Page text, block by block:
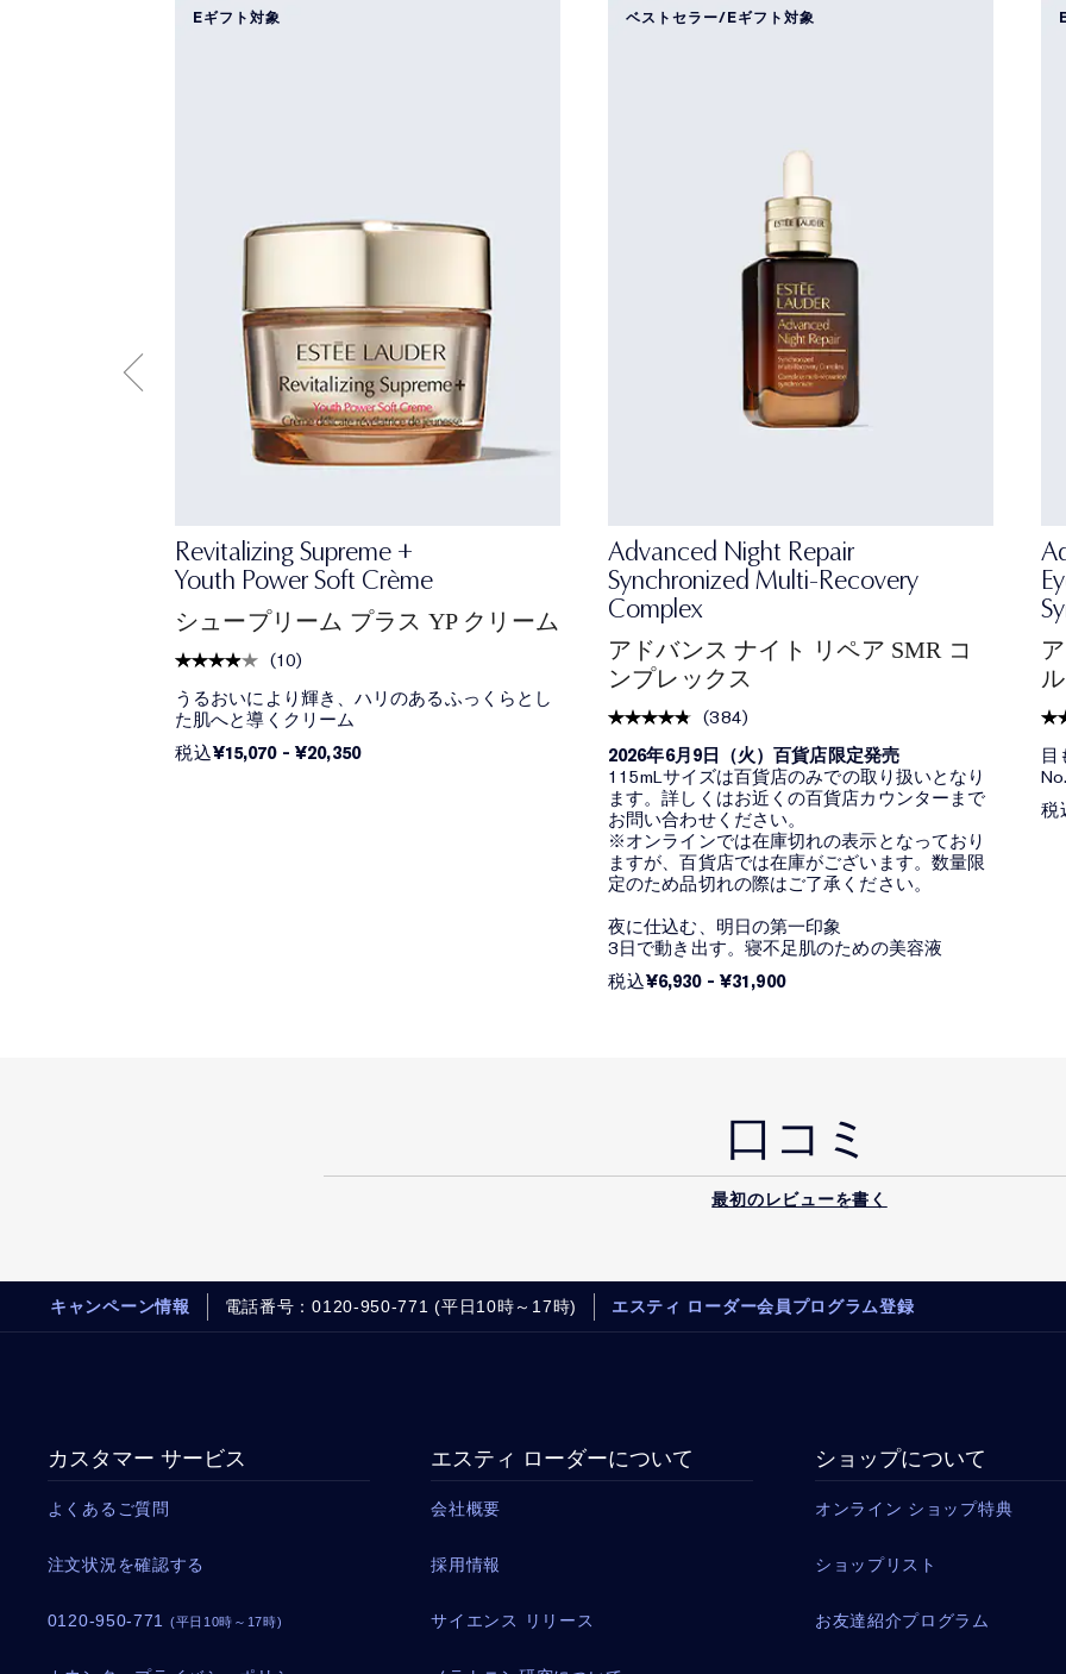
Eギフト対象
Revitalizing Supreme +
Youth Power Soft Crème
シュープリーム プラス YP クリーム
(10)
うるおいにより輝き、ハリのあるふっくらとし
た肌へと導くクリーム
税込¥15,070-¥20,350
ベストセラー/Eギフト対象
Advanced Night Repair
Synchronized Multi-Recovery
Complex
アドバンス ナイト リペア SMR コ
ンプレックス
(384)
2026年6月9日（火）百貨店限定発売
115mLサイズは百貨店のみでの取り扱いとなり
ます。詳しくはお近くの百貨店カウンターまで
お問い合わせください。
※オンラインでは在庫切れの表示となっており
ますが、百貨店では在庫がございます。数量限
定のため品切れの際はご了承ください。
夜に仕込む、明日の第一印象
3日で動き出す。寝不足肌のための美容液
税込¥6,930- ¥31,900
目
税
口コミ
最初のレビューを書く
キャンペーン情報 電話番号：0120-950-771 (平日10時～17時) エスティ ローダー会員プログラム登録
カスタマー サービス
よくあるご質問
注文状況を確認する
0120-950-771 (平日10時～17時)
エスティ ローダーについて
会社概要
採用情報
サイエンス リリース
ショップについて
オンライン ショップ特典
ショップリスト
お友達紹介プログラム